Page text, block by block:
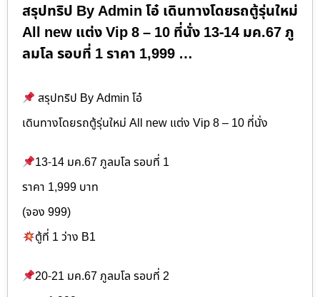
สรุปทริป By Admin โอ๋ เดินทางโดยรถตู้รุ่นใหม่
All new แต่ง Vip 8 – 10 ที่นั่ง 13-14 มค.67 ภู
ลมโล รอบที่ 1 ราคา 1,999 …
สรุปทริป By Admin โอ๋
เดินทางโดยรถตู้รุ่นใหม่ All new แต่ง Vip 8 – 10 ที่นั่ง
13-14 มค.67 ภูลมโล รอบที่ 1
ราคา 1,999 บาท
(จอง 999)
ตู้ที่ 1 ว่าง B1
20-21 มค.67 ภูลมโล รอบที่ 2